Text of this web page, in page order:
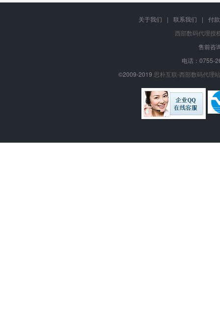
关于我们 | 联系我们 |
付
西部数码代理授
售前咨
电话：0755-
©2009-2019 思朴互联-西部数码代理站